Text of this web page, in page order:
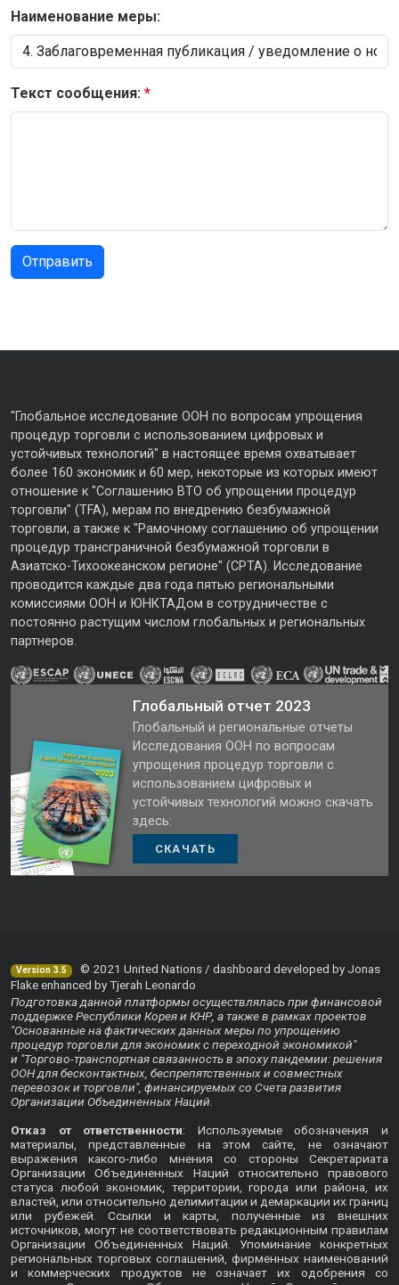
Наименование меры:
Текст сообщения:
"Глобальное исследование ООН по вопросам упрощения
процедур торговли с использованием цифровых и
устойчивых технологий" в настоящее время охватывает
более 160 экономик и 60 мер, некоторые из которых имеют
отношение к "Соглашению ВТО об упрощении процедур
торговли" (TFA), мерам по внедрению безбумажной
торговли, а также к "Рамочному соглашению об упрощении
процедур трансграничной безбумажной торговли в
Азиатско-Тихоокеанском регионе" (CPTA). Исследование
проводится каждые два года пятью региональными
комиссиями ООН и ЮНКТАДом в сотрудничестве с
постоянно растущим числом глобальных и региональных
партнеров.
Глобальный отчет 2023
Глобальный и региональные отчеты
Исследования ООН по вопросам
упрощения процедур торговли с
использованием цифровых и
устойчивых технологий можно скачать
здесь:
СКАЧАТЬ
Version 3.5
© 2021 United Nations / dashboard developed by Jonas
Flake enhanced by Tjerah Leonardo
Подготовка данной платформы осуществлялась при финансовой
поддержке Республики Корея и КНР, а также в рамках проектов
"Основанные на фактических данных меры по упрощению
процедур торговли для экономик с переходной экономикой"
и "Торгово-транспортная связанность в эпоху пандемии: решения
ООН для бесконтактных, беспрепятственных и совместных
перевозок и торговли", финансируемых со Счета развития
Организации Объединенных Наций.
Отказ от ответственности: Используемые обозначения и
материалы, представленные на этом сайте, не означают
выражения какого-либо мнения со стороны Секретариата
Организации Объединенных Наций относительно правового
статуса любой экономик, территории, города или района, их
властей, или относительно делимитации и демаркации их границ
или рубежей. Ссылки и карты, полученные из внешних
источников, могут не соответствовать редакционным правилам
Организации Объединенных Наций. Упоминание конкретных
региональных торговых соглашений, фирменных наименований
и коммерческих продуктов не означает их одобрения со